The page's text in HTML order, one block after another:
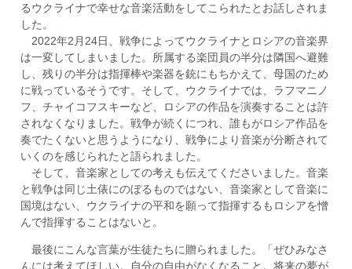
るウクライナで幸せな音楽活動をしてこられたとお話しされま
した。
2022年2月24日、戦争によってウクライナとロシアの音楽界
は一変してしまいました。所属する楽団員の半分は隣国へ避難
し、残りの半分は指揮棒や楽器を銃にもちかえて、母国のため
に戦っているそうです。そして、ウクライナでは、ラフマニノ
フ、チャイコフスキーなど、ロシアの作品を演奏することは許
されなくなりました。戦争が続くにつれ、誰もがロシア作品を
奏でたくないと思うようになり、戦争により音楽が分断されて
いくのを感じられたと語られました。
そして、音楽家としての考えも伝えてくださいました。音楽
と戦争は同じ土俵にのぼるものではない、音楽家として音楽に
国境はない、ウクライナの平和を願って指揮するもロシアを憎
んで指揮することはないと。
最後にこんな言葉が生徒たちに贈られました。「ぜひみなさ
んには考えてほしい。自分の自由がなくなること。将来の夢が